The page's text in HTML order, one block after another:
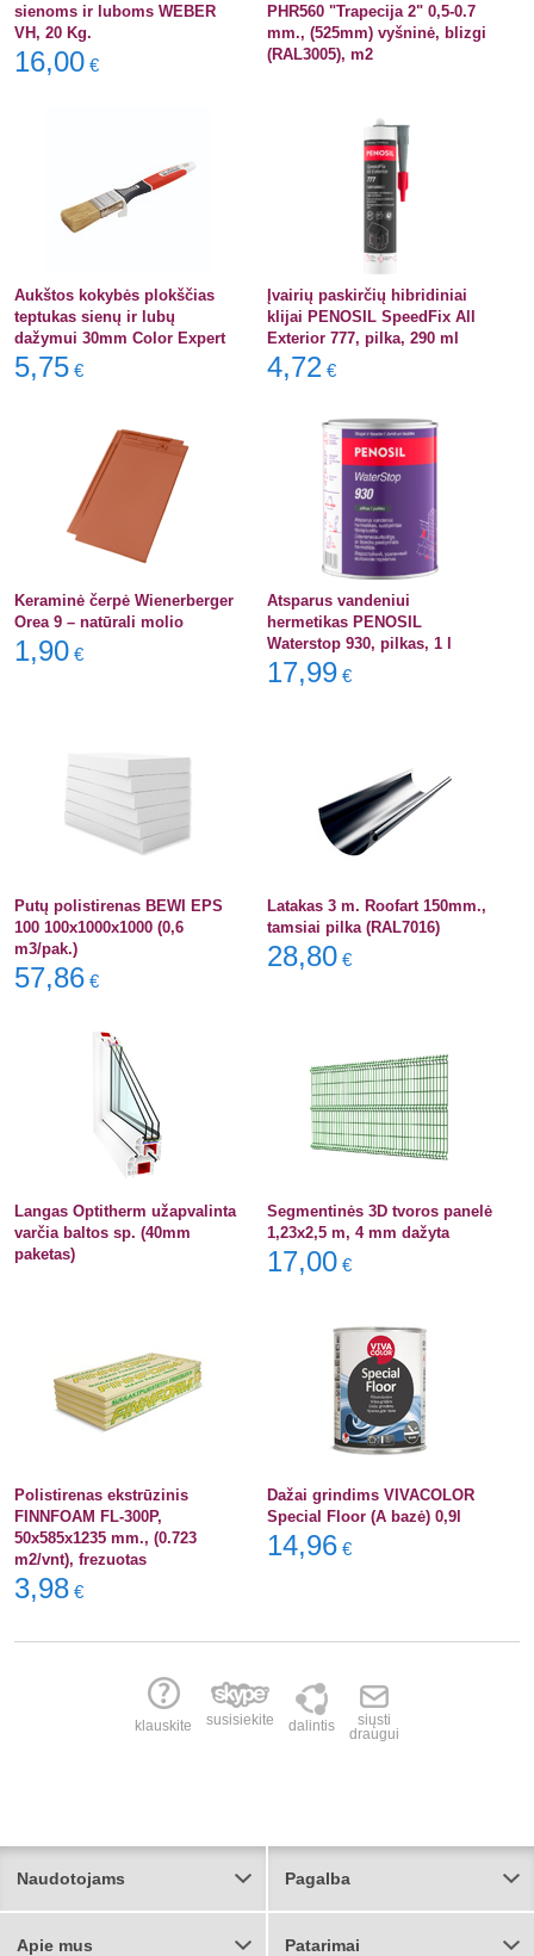
sienoms ir luboms WEBER
VH, 20 Kg.
16,00 €
PHR560 "Trapecija 2" 0,5-0.7
mm., (525mm) vyšninė, blizgi
(RAL3005), m2
Aukštos kokybės plokščias
teptukas sienų ir lubų
dažymui 30mm Color Expert
5,75 €
Įvairių paskirčių hibridiniai
klijai PENOSIL SpeedFix All
Exterior 777, pilka, 290 ml
4,72 €
Keraminė čerpė Wienerberger
Orea 9 – natūrali molio
1,90 €
Atsparus vandeniui
hermetikas PENOSIL
Waterstop 930, pilkas, 1 l
17,99 €
Putų polistirenas BEWI EPS
100 100x1000x1000 (0,6
m3/pak.)
57,86 €
Latakas 3 m. Roofart 150mm.,
tamsiai pilka (RAL7016)
28,80 €
Langas Optitherm užapvalinta
varčia baltos sp. (40mm
paketas)
Segmentinės 3D tvoros panelė
1,23x2,5 m, 4 mm dažyta
17,00 €
Polistirenas ekstrūzinis
FINNFOAM FL-300P,
50x585x1235 mm., (0.723
m2/vnt), frezuotas
3,98 €
Dažai grindims VIVACOLOR
Special Floor (A bazė) 0,9l
14,96 €
klauskite susisiekite dalintis
siųsti
draugui
Naudotojams Pagalba
Apie mus Patarimai